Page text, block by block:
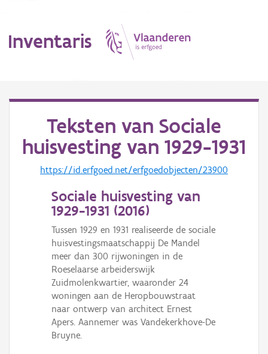
Inventaris
Erfgoedobject
Aanduidingsobject
Waarneming
Gebeurtenis
Persoon of collectief
Teksten van Sociale
huisvesting van 1929-1931
https://id.erfgoed.net/erfgoedobjecten/23900
Sociale huisvesting van
1929-1931 (2016)
Tussen 1929 en 1931 realiseerde de sociale
huisvestingsmaatschappij De Mandel
meer dan 300 rijwoningen in de
Roeselaarse arbeiderswijk
Zuidmolenkwartier, waaronder 24
woningen aan de Heropbouwstraat
naar ontwerp van architect Ernest
Apers. Aannemer was Vandekerkhove-De
Bruyne.